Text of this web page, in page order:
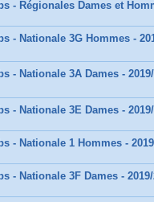
- Régionales Dames et
- Nationale 3G Hommes -
- Nationale 3A Dames -
- Nationale 3E Dames -
- Nationale 1 Hommes -
- Nationale 3F Dames - 2019/